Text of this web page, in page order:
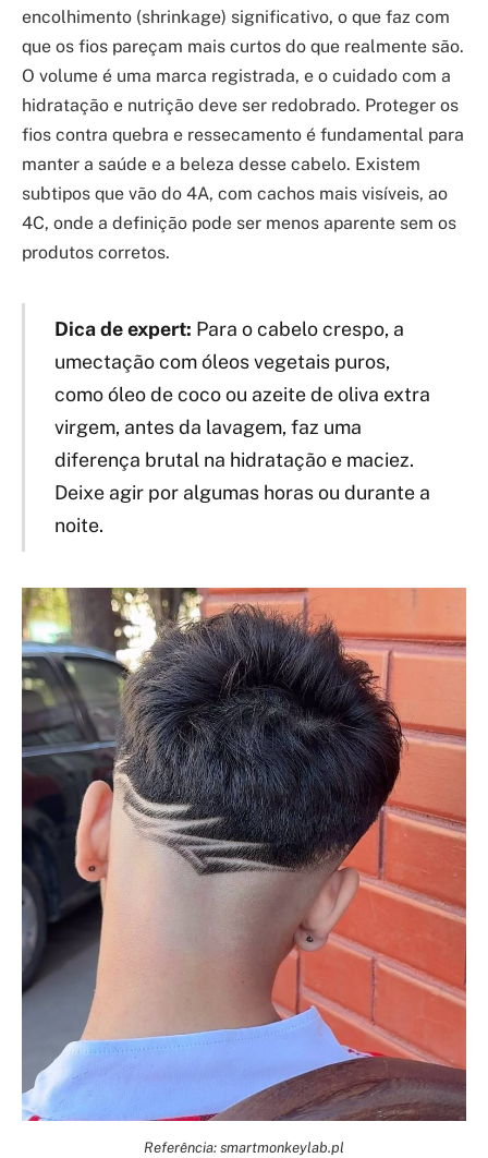
encolhimento (shrinkage) significativo, o que faz com
que os fios pareçam mais curtos do que realmente são.
O volume é uma marca registrada, e o cuidado com a
hidratação e nutrição deve ser redobrado. Proteger os
fios contra quebra e ressecamento é fundamental para
manter a saúde e a beleza desse cabelo. Existem
subtipos que vão do 4A, com cachos mais visíveis, ao
4C, onde a definição pode ser menos aparente sem os
produtos corretos.
Dica de expert: Para o cabelo crespo, a
umectação com óleos vegetais puros,
como óleo de coco ou azeite de oliva extra
virgem, antes da lavagem, faz uma
diferença brutal na hidratação e maciez.
Deixe agir por algumas horas ou durante a
noite.
Referência: smartmonkeylab.pl